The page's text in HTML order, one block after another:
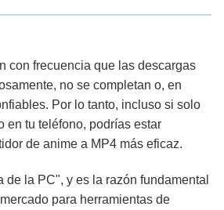
con frecuencia que las descargas
no se completan o, en
Por lo tanto, incluso si solo
en tu teléfono, podrías estar
de anime a MP4 más eficaz.
de la PC", y es la razón fundamental
para herramientas de